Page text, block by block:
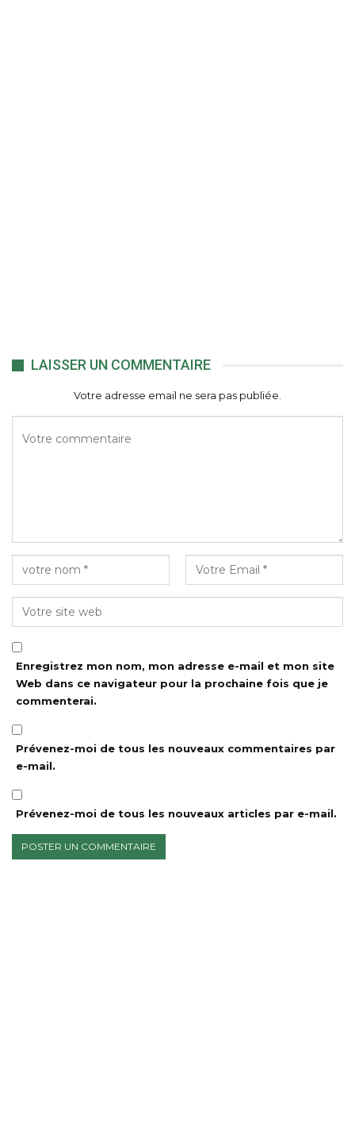
LAISSER UN COMMENTAIRE
Votre adresse email ne sera pas publiée.
Enregistrez mon nom, mon adresse e-mail et mon site
Web dans ce navigateur pour la prochaine fois que je
commenterai.
Prévenez-moi de tous les nouveaux commentaires par
e-mail.
Prévenez-moi de tous les nouveaux articles par e-mail.